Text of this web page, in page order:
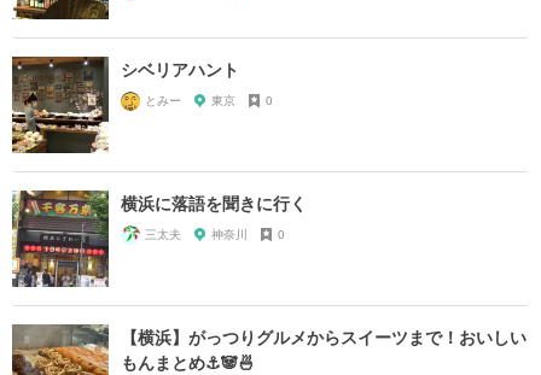
シベリアハント
とみー 東京 0
横浜に落語を聞きに行く
三太夫 神奈川 0
【横浜】がっつりグルメからスイーツまで！おいしい
もんまとめ⚓️🐼🍜